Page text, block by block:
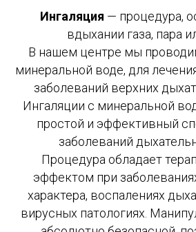
Ингаляция — процедура,
вдыхании газа, пара
В нашем центре мы
минеральной воде, для
заболеваний верхних
Ингаляции с минеральной
простой и эффективный
заболеваний
Процедура обладает
эффектом при
характера, воспалениях
вирусных патологиях.